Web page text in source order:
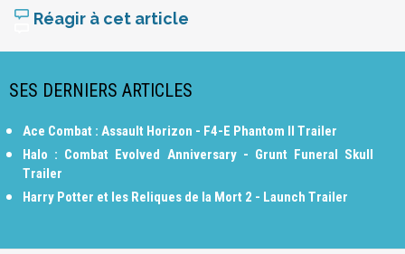
Réagir à cet article
SES DERNIERS ARTICLES
Ace Combat : Assault Horizon - F4-E Phantom II Trailer
Halo : Combat Evolved Anniversary - Grunt Funeral Skull
Trailer
Harry Potter et les Reliques de la Mort 2 - Launch Trailer